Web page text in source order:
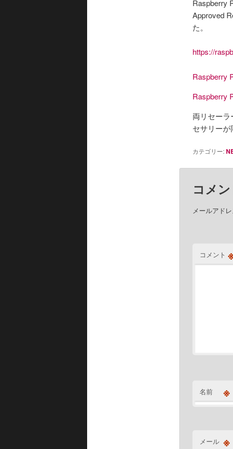
Raspberry
Approved
た。
https://
Raspberry
Raspberry
両リセー
セサリーが
カテゴリー:
コメ
メールアド
コメント
名前 ※
メール ※